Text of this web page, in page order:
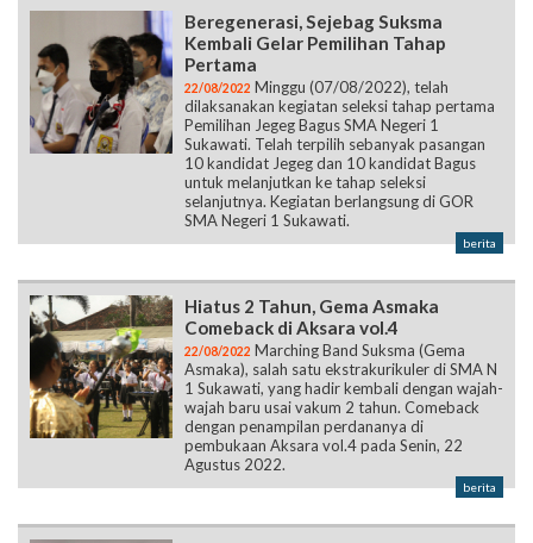
Beregenerasi, Sejebag Suksma
Kembali Gelar Pemilihan Tahap
Pertama
22/08/2022 Minggu (07/08/2022), telah
dilaksanakan kegiatan seleksi tahap pertama
Pemilihan Jegeg Bagus SMA Negeri 1
Sukawati. Telah terpilih sebanyak pasangan
10 kandidat Jegeg dan 10 kandidat Bagus
untuk melanjutkan ke tahap seleksi
selanjutnya. Kegiatan berlangsung di GOR
SMA Negeri 1 Sukawati.
berita
Hiatus 2 Tahun, Gema Asmaka
Comeback di Aksara vol.4
22/08/2022 Marching Band Suksma (Gema
Asmaka), salah satu ekstrakurikuler di SMA N
1 Sukawati, yang hadir kembali dengan wajah-
wajah baru usai vakum 2 tahun. Comeback
dengan penampilan perdananya di
pembukaan Aksara vol.4 pada Senin, 22
Agustus 2022.
berita